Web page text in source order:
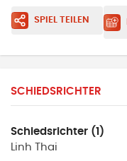
SPIEL TEILEN
SCHIEDSRICHTER
Schiedsrichter (1)
Linh
Thai